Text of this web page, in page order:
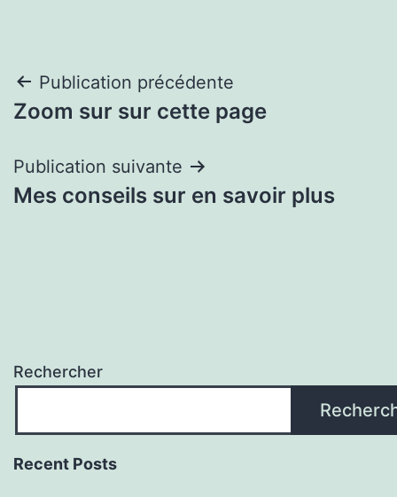
Navigation
de
l’article
Publication précédente
Zoom sur sur cette page
Publication suivante
Mes conseils sur en savoir plus
Rechercher
Recent Posts